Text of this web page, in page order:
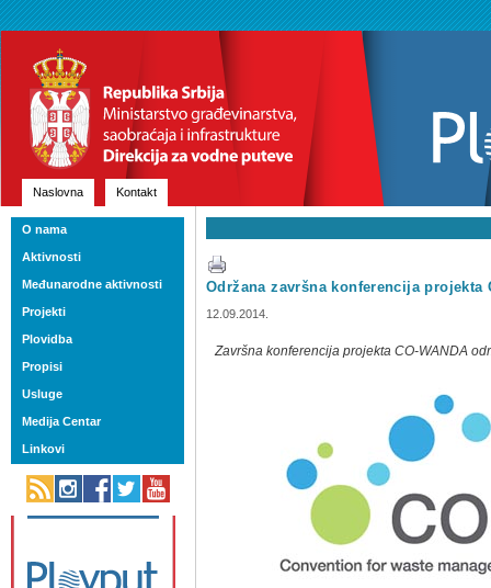
Naslovna Kontakt
Održana završna konferencija projekta
12.09.2014.
Završna konferencija projekta CO-WANDA
O nama
Aktivnosti
Međunarodne aktivnosti
Projekti
Plovidba
Propisi
Usluge
Medija Centar
Linkovi